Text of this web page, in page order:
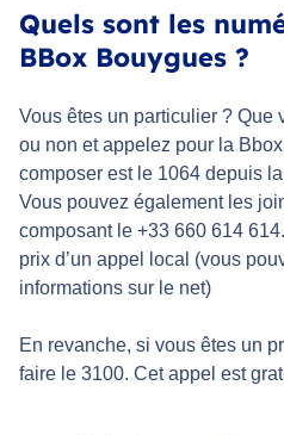
Quels sont les
BBox Bouygues ?
Vous êtes un particulier ? Que
ou non et appelez pour la
composer est le 1064 depuis
Vous pouvez également les
composant le +33 660 614
prix d’un appel local (vous
informations sur le net)
En revanche, si vous êtes un
faire le 3100. Cet appel est